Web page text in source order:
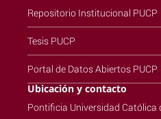
Repositorio Institucional PUCP
Tesis PUCP
Portal de Datos Abiertos PUCP
Ubicación y contacto
Pontificia Universidad Católica